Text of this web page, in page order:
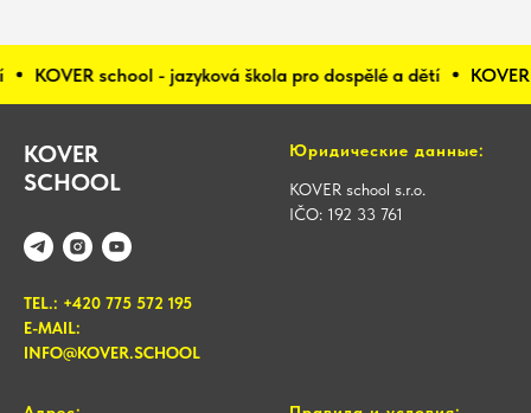
school - jazyková škola pro dospělé a dětí KOVER
KOVER
SCHOOL
TEL.: +420 775 572 195
E-MAIL:
INFO@KOVER.SCHOOL
Юридические данные:
KOVER school s.r.o.
IČO: 192 33 761